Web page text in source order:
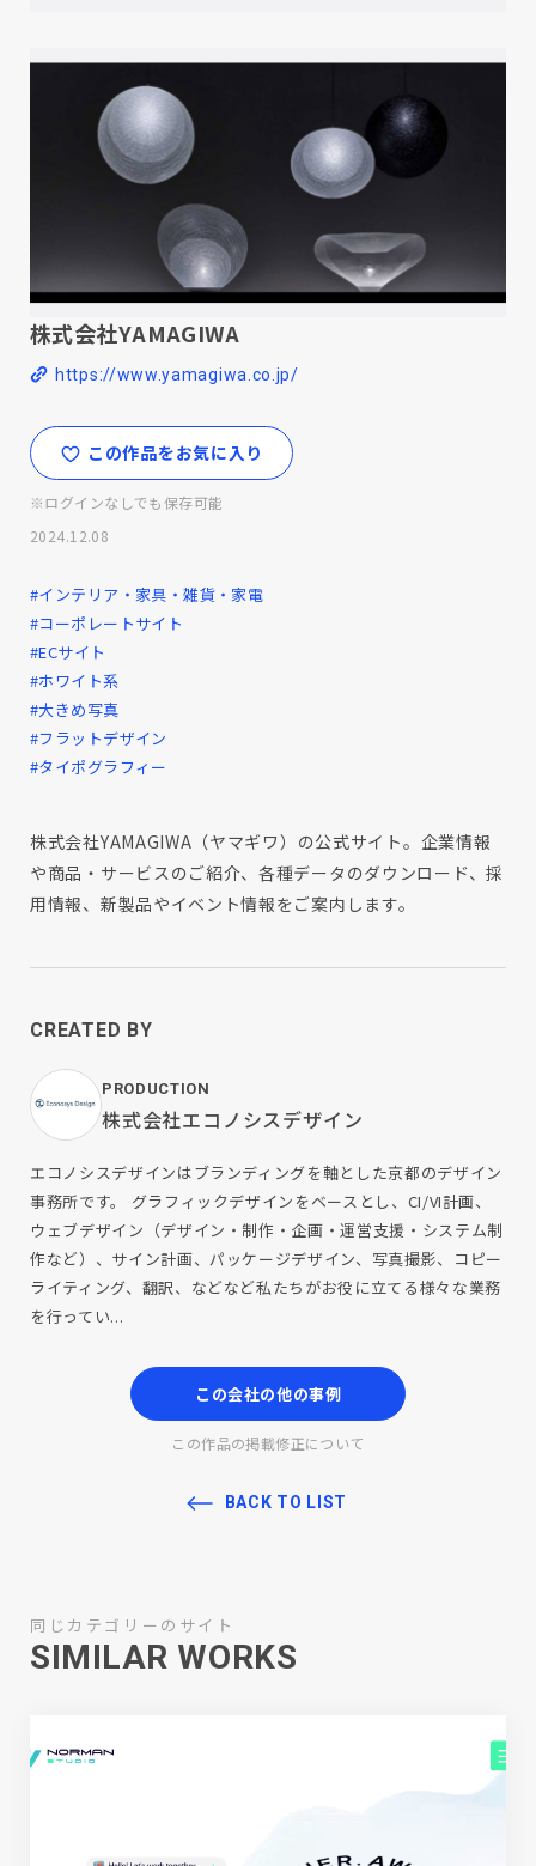
株式会社YAMAGIWA
https://www.yamagiwa.co.jp/
この作品をお気に入り
※ログインなしでも保存可能
2024.12.08
#インテリア・家具・雑貨・家電
#コーポレートサイト
#ECサイト
#ホワイト系
#大きめ写真
#フラットデザイン
#タイポグラフィー
株式会社YAMAGIWA（ヤマギワ）の公式サイト。企業情報
や商品・サービスのご紹介、各種データのダウンロード、採
用情報、新製品やイベント情報をご案内します。
CREATED BY
PRODUCTION
株式会社エコノシスデザイン
エコノシスデザインはブランディングを軸とした京都のデザイン
事務所です。 グラフィックデザインをベースとし、CI/VI計画、
ウェブデザイン（デザイン・制作・企画・運営支援・システム制
作など）、サイン計画、パッケージデザイン、写真撮影、コピー
ライティング、翻訳、などなど私たちがお役に立てる様々な業務
を行ってい...
この会社の他の事例
この作品の掲載修正について
BACK TO LIST
同じカテゴリーのサイト
SIMILAR WORKS